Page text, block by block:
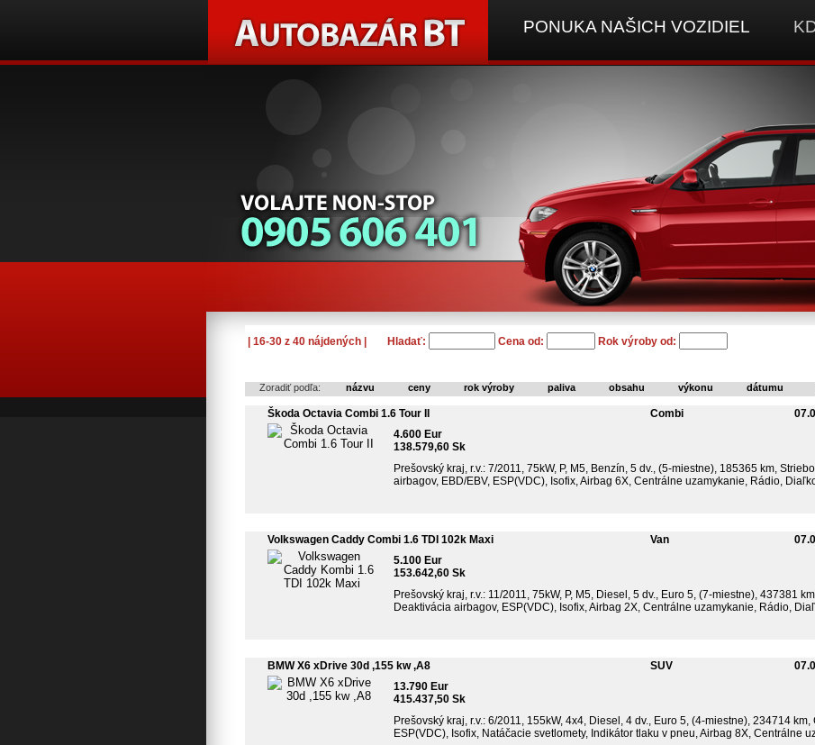
PONUKA NAŠICH VOZIDIEL
| 16-30 z 40 nájdených | Hladať: Cena od: Rok výroby od:
Zoradiť podľa: názvu ceny rok výroby paliva obsahu výkonu dátumu
Škoda Octavia Combi 1.6 Tour II Combi
4.600 Eur
138.579,60 Sk
Prešovský kraj, r.v.: 7/2011, 75kW, P, M5, Benzín, 5 dv., (5-miestne), 185365 km,
airbagov, EBD/EBV, ESP(VDC), Isofix, Airbag 6X, Centrálne uzamykanie, Rádio,
Volkswagen Caddy Combi 1.6 TDI 102k Maxi Van
5.100 Eur
153.642,60 Sk
Prešovský kraj, r.v.: 11/2011, 75kW, P, M5, Diesel, 5 dv., Euro 5, (7-miestne), 437381
Deaktivácia airbagov, ESP(VDC), Isofix, Airbag 2X, Centrálne uzamykanie, Rádio,
BMW X6 xDrive 30d ,155 kw ,A8 SUV
13.790 Eur
415.437,50 Sk
Prešovský kraj, r.v.: 6/2011, 155kW, 4x4, Diesel, 4 dv., Euro 5, (4-miestne), 234714
ESP(VDC), Isofix, Natáčacie svetlomety, Indikátor tlaku v pneu, Airbag 8X, Centrálne